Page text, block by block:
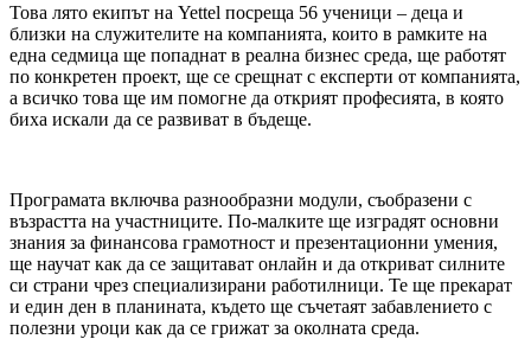
Това лято екипът на Yettel посреща 56 ученици – деца и
близки на служителите на компанията, които в рамките на
една седмица ще попаднат в реална бизнес среда, ще работят
по конкретен проект, ще се срещнат с експерти от компанията,
а всичко това ще им помогне да открият професията, в която
биха искали да се развиват в бъдеще.
Програмата включва разнообразни модули, съобразени с
възрастта на участниците. По-малките ще изградят основни
знания за финансова грамотност и презентационни умения,
ще научат как да се защитават онлайн и да откриват силните
си страни чрез специализирани работилници. Те ще прекарат
и един ден в планината, където ще съчетаят забавлението с
полезни уроци как да се грижат за околната среда.